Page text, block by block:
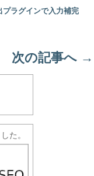
ラグインで入力補完
次の記事へ →
た。